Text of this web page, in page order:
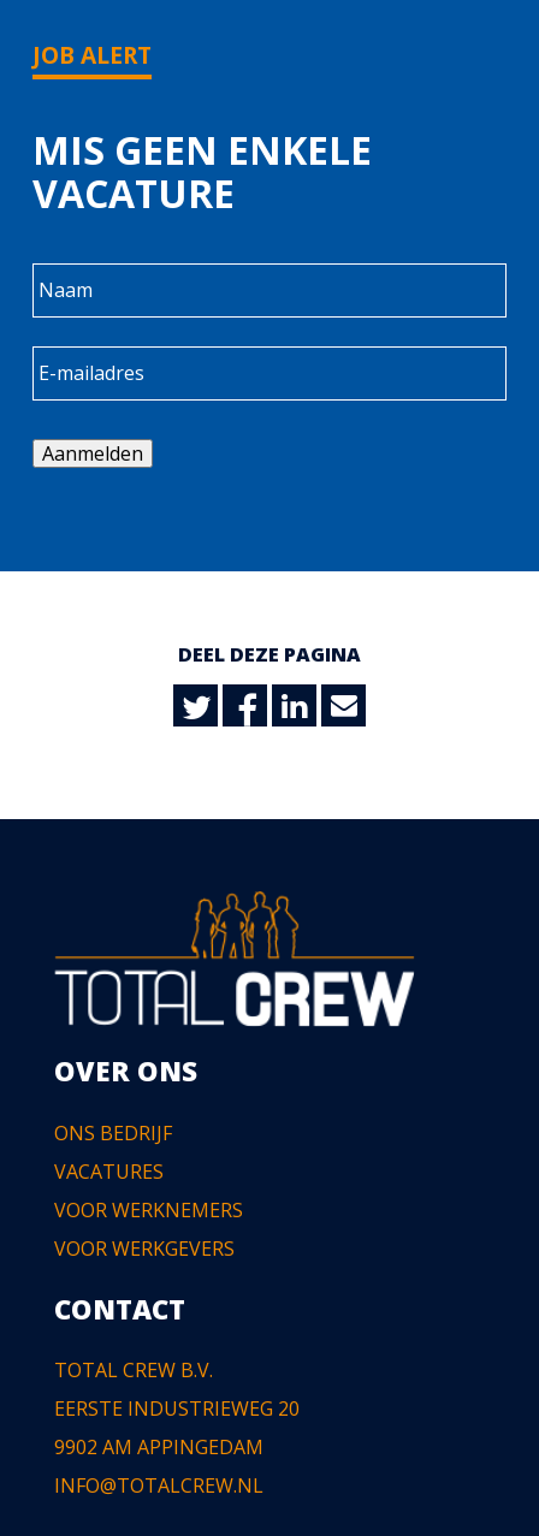
JOB ALERT
MIS GEEN ENKELE
VACATURE
Aanmelden
DEEL DEZE PAGINA
OVER ONS
ONS BEDRIJF
VACATURES
VOOR WERKNEMERS
VOOR WERKGEVERS
CONTACT
TOTAL CREW B.V.
EERSTE INDUSTRIEWEG 20
9902 AM APPINGEDAM
INFO@TOTALCREW.NL